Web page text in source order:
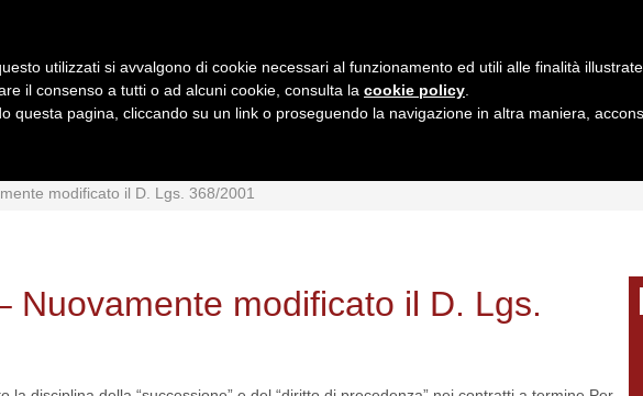
modificato il D. Lgs. 368/2001
Nuovamente modificato il D. Lgs.
utilizzati si avvalgono di cookie necessari al funzionamento ed utili alle finalità
il consenso a tutti o ad alcuni cookie, consulta la cookie policy
questa pagina, cliccando su un link o proseguendo la navigazione in altra maniera,